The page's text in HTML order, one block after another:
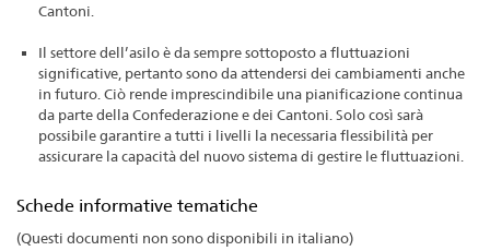
Cantoni.
Il settore dell’asilo è da sempre sottoposto a fluttuazioni
significative, pertanto sono da attendersi dei cambiamenti anche
in futuro. Ciò rende imprescindibile una pianificazione continua
da parte della Confederazione e dei Cantoni. Solo così sarà
possibile garantire a tutti i livelli la necessaria flessibilità per
assicurare la capacità del nuovo sistema di gestire le fluttuazioni.
Schede informative tematiche
(Questi documenti non sono disponibili in italiano)